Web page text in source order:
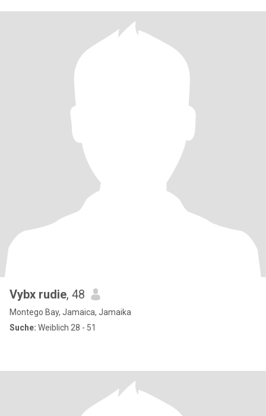
Vybx rudie, 48
Montego Bay, Jamaica, Jamaika
Suche: Weiblich 28 - 51